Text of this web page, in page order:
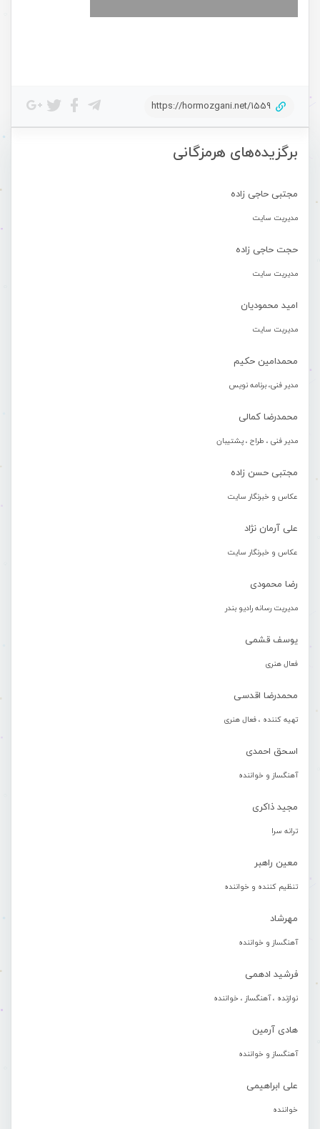
برگزیده‌های هرمزگانی
مجتبی حاجی زاده
مدیریت سایت
حجت حاجی زاده
مدیریت سایت
امید محمودیان
مدیریت سایت
محمدامین حکیم
مدیر فنی، برنامه نویس
محمدرضا کمالی
مدیر فنی ، طراح ، پشتیبان
مجتبی حسن زاده
عکاس و خبرنگار سایت
علی آرمان نژاد
عکاس و خبرنگار سایت
رضا محمودی
مدیریت رسانه رادیو بندر
یوسف قشمی
فعال هنری
محمدرضا اقدسی
تهیه کننده ، فعال هنری
اسحق احمدی
آهنگساز و خواننده
مجید ذاکری
ترانه سرا
معین راهبر
تنظیم کننده و خواننده
مهرشاد
آهنگساز و خواننده
فرشید ادهمی
نوازنده ، آهنگساز ، خواننده
هادی آرمین
آهنگساز و خواننده
علی ابراهیمی
خواننده
https://hormozgani.net/1559